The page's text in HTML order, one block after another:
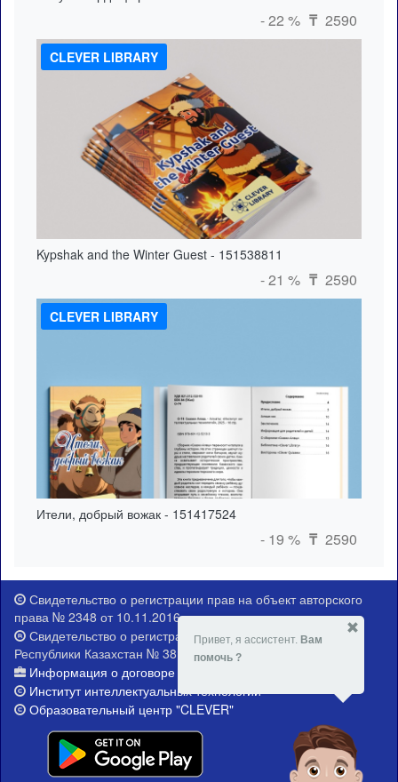
- 22 % ₸ 2590
CLEVER LIBRARY
Kypshak and the Winter Guest - 151538811
- 21 % ₸ 2590
CLEVER LIBRARY
Ители, добрый вожак - 151417524
- 19 % ₸ 2590
Свидетельство о регистрации прав на объект авторского
права № 2348 от 10.11.2016 г.
Свидетельство о регистрации Министерства юстиции
Республики Казахстан № 381-Е от 21.02.2015 г.
Информация о договоре публичной оферты
Институт интеллектуальных технологий
Образовательный центр "CLEVER"
Привет, я ассистент. Вам
помочь ?